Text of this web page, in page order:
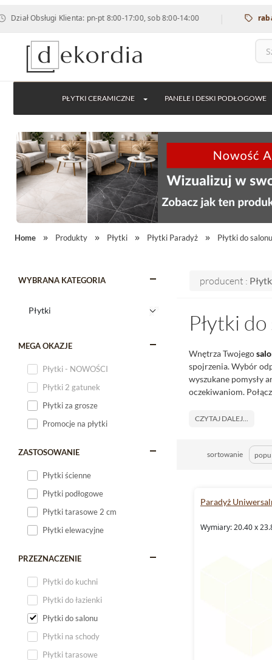
Obsługi Klienta: pn-pt 8:00-17:00, sob 8:00-14:00 | rabat
PŁYTKI CERAMICZNE PANELE I DESKI PODŁOGOWE
Home Produkty Płytki Płytki Paradyż Płytki do salonu
WYBRANA KATEGORIA
MEGA OKAZJE
Płytki - NOWOŚCI
Płytki 2 gatunek
Płytki za grosze
Promocje na płytki
ZASTOSOWANIE
Płytki ścienne
Płytki podłogowe
Płytki tarasowe 2 cm
Płytki elewacyjne
PRZEZNACZENIE
Płytki do kuchni
Płytki do łazienki
Płytki do salonu
Płytki na schody
Płytki tarasowe
producent :
Płytki
Wnętrza Twojego
spojrzenia. Wybór
wyszukane pomysły
oczekiwaniom.
CZYTAJ DALEJ...
sortowanie
Paradyż
Wymiary: 20.40 x